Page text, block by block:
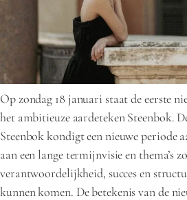
Op zondag 18 januari staat de eerste
het ambitieuze aardeteken Steenbok.
Steenbok kondigt een nieuwe periode
aan een lange termijnvisie en thema’s
verantwoordelijkheid, succes en
kunnen komen. De betekenis van de